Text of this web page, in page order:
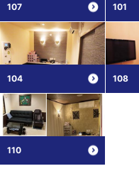
107 101
104 108
110